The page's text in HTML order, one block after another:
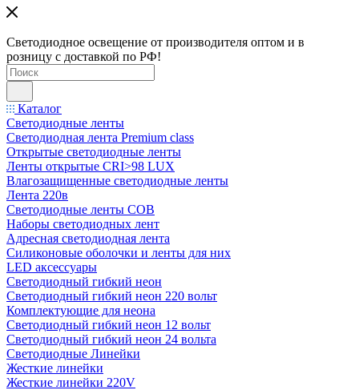
Светодиодное освещение от производителя оптом и в
розницу с доставкой по РФ!
Каталог
Светодиодные ленты
Светодиодная лента Premium class
Открытые светодиодные ленты
Ленты открытые CRI>98 LUX
Влагозащищенные светодиодные ленты
Лента 220в
Светодиодные ленты COB
Наборы светодиодных лент
Адресная светодиодная лента
Силиконовые оболочки и ленты для них
LED аксессуары
Светодиодный гибкий неон
Светодиодный гибкий неон 220 вольт
Комплектующие для неона
Светодиодный гибкий неон 12 вольт
Светодиодный гибкий неон 24 вольта
Светодиодные Линейки
Жесткие линейки
Жесткие линейки 220V